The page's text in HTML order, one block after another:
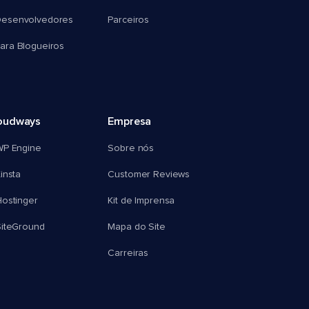
Blogueiros
Parceiros
Engine
Empresa
Sobre nós
Customer Reviews
Kit de Imprensa
Mapa do Site
Carreiras